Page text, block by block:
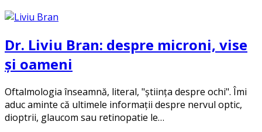
Dr. Liviu Bran: despre microni, vise
și oameni
Oftalmologia înseamnă, literal, "știința despre ochi". Îmi
aduc aminte că ultimele informații despre nervul optic,
dioptrii, glaucom sau retinopatie le…